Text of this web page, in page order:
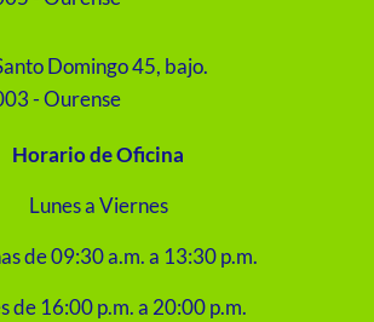
Domingo 45, bajo.
- Ourense
Horario de Oficina
Lunes a Viernes
de 09:30 a.m. a 13:30 p.m.
de 16:00 p.m. a 20:00 p.m.